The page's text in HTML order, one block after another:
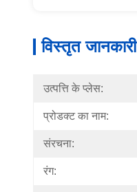
विस्तृत जानकारी
उत्पत्ति के प्लेस:
प्रोडक्ट का नाम:
संरचना:
रंग: